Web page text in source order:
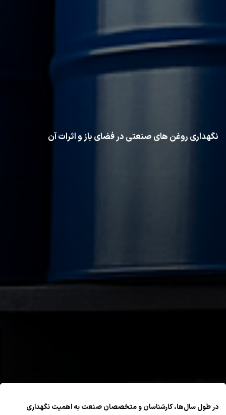
نگهداری روغن‌ های صنعتی در فضای باز و اثرات آن
در طول سال‌ها، کارشناسان و متخصصان صنعت به اهمیت نگهداری